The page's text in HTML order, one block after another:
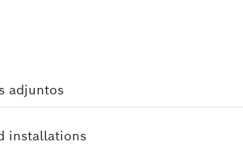
adjuntos
installations